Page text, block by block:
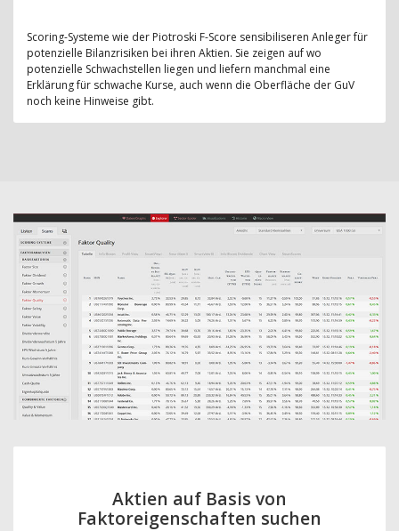
Scoring-Systeme wie der Piotroski F-Score sensibiliseren Anleger für
potenzielle Bilanzrisiken bei ihren Aktien. Sie zeigen auf wo
potenzielle Schwachstellen liegen und liefern manchmal eine
Erklärung für schwache Kurse, auch wenn die Oberfläche der GuV
noch keine Hinweise gibt.
Aktien auf Basis von
Faktoreigenschaften suchen